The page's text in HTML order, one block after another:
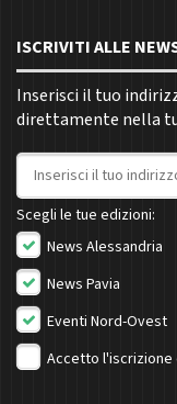
ISCRIVITI ALLE
Inserisci il tuo
direttamente nella
Indirizzo email
Scegli le tue edizioni:
News Alessandria
News Pavia
Eventi Nord-Ovest
Accetto l'iscrizione